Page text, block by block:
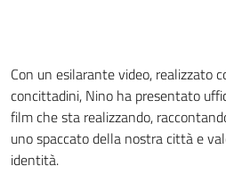
Con un esilarante video, realizzato
concittadini, Nino ha presentato
film che sta realizzando,
uno spaccato della nostra città e
identità.